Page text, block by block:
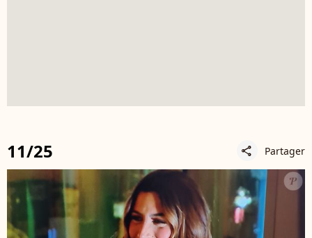
11/25 share Partager